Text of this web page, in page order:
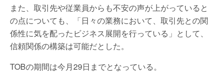
また、取引先や従業員からも不安の声が上がっていると
の点についても、「日々の業務において、取引先との関
係性に気を配ったビジネス展開を行っている」として、
信頼関係の構築は可能だとした。
TOBの期間は今月29日までとなっている。